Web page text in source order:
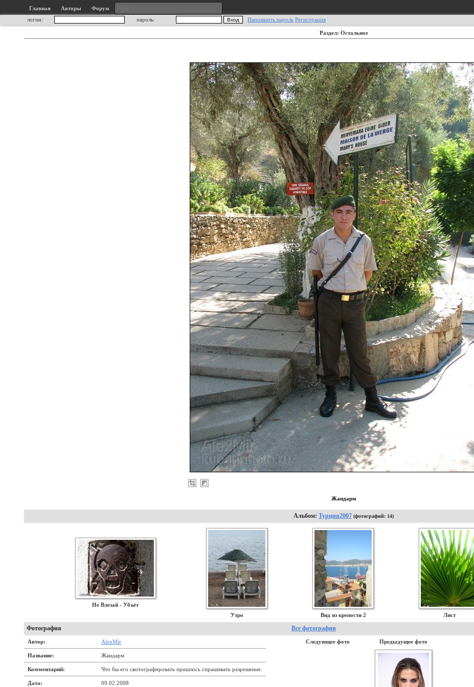
Главная Авторы
Форум
логин:
пароль: Напомнить пароль Регистрация
Раздел: Остальное
Жандарм
Альбом: Турция2007 (фотографий: 14)
Не Влезай - Убъёт
Утро
Вид из крепости 2 Лист
Фотография Все фотографии
Автор: AlexMir
Название: Жандарм
Комментарий: Что бы его свотографировать пришлось спрашивать разрешение.
Дата: 09.02.2008
Следующее фото Предыдущее фото